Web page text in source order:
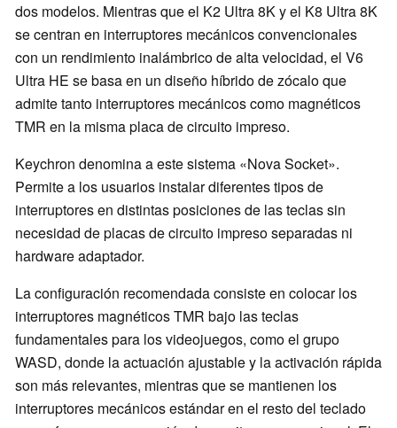
dos modelos. Mientras que el K2 Ultra 8K y el K8 Ultra 8K
se centran en interruptores mecánicos convencionales
con un rendimiento inalámbrico de alta velocidad, el V6
Ultra HE se basa en un diseño híbrido de zócalo que
admite tanto interruptores mecánicos como magnéticos
TMR en la misma placa de circuito impreso.
Keychron denomina a este sistema «Nova Socket».
Permite a los usuarios instalar diferentes tipos de
interruptores en distintas posiciones de las teclas sin
necesidad de placas de circuito impreso separadas ni
hardware adaptador.
La configuración recomendada consiste en colocar los
interruptores magnéticos TMR bajo las teclas
fundamentales para los videojuegos, como el grupo
WASD, donde la actuación ajustable y la activación rápida
son más relevantes, mientras que se mantienen los
interruptores mecánicos estándar en el resto del teclado